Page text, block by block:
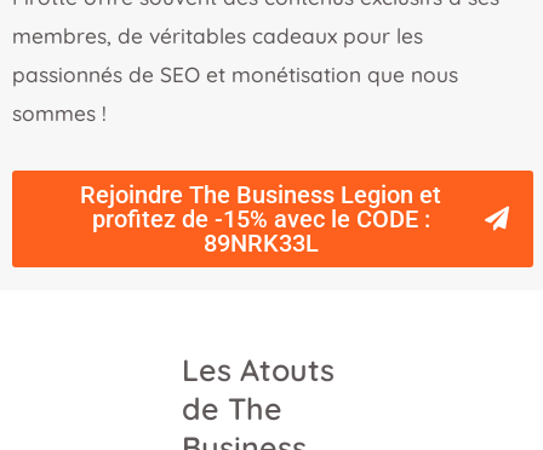
membres, de véritables cadeaux pour les
passionnés de SEO et monétisation que nous
sommes !
Rejoindre The Business Legion et
profitez de -15% avec le CODE :
89NRK33L
Les Atouts
de The